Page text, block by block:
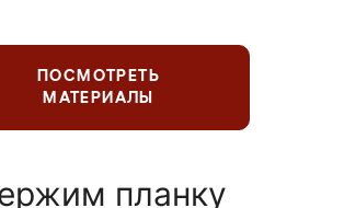
ПОСМОТРЕТЬ
МАТЕРИАЛЫ
планку